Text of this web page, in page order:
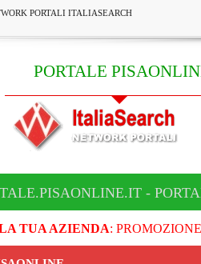
PORTALI ITALIASEARCH
PORTALE
-
TUA AZIENDA: PROMOZIONE